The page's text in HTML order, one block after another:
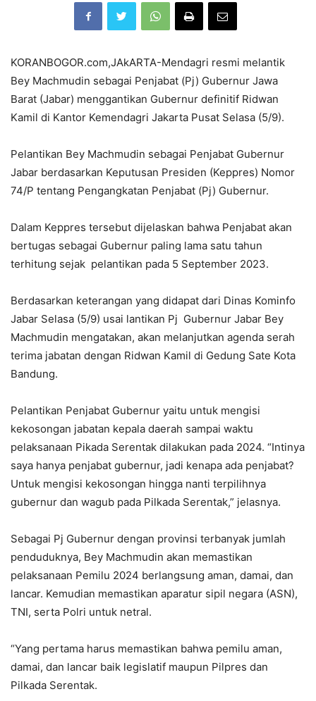
KORANBOGOR.com,JAkARTA-Mendagri resmi melantik
Bey Machmudin sebagai Penjabat (Pj) Gubernur Jawa
Barat (Jabar) menggantikan Gubernur definitif Ridwan
Kamil di Kantor Kemendagri Jakarta Pusat Selasa (5/9).
Pelantikan Bey Machmudin sebagai Penjabat Gubernur
Jabar berdasarkan Keputusan Presiden (Keppres) Nomor
74/P tentang Pengangkatan Penjabat (Pj) Gubernur.
Dalam Keppres tersebut dijelaskan bahwa Penjabat akan
bertugas sebagai Gubernur paling lama satu tahun
terhitung sejak pelantikan pada 5 September 2023.
Berdasarkan keterangan yang didapat dari Dinas Kominfo
Jabar Selasa (5/9) usai lantikan Pj Gubernur Jabar Bey
Machmudin mengatakan, akan melanjutkan agenda serah
terima jabatan dengan Ridwan Kamil di Gedung Sate Kota
Bandung.
Pelantikan Penjabat Gubernur yaitu untuk mengisi
kekosongan jabatan kepala daerah sampai waktu
pelaksanaan Pikada Serentak dilakukan pada 2024. “Intinya
saya hanya penjabat gubernur, jadi kenapa ada penjabat?
Untuk mengisi kekosongan hingga nanti terpilihnya
gubernur dan wagub pada Pilkada Serentak,” jelasnya.
Sebagai Pj Gubernur dengan provinsi terbanyak jumlah
penduduknya, Bey Machmudin akan memastikan
pelaksanaan Pemilu 2024 berlangsung aman, damai, dan
lancar. Kemudian memastikan aparatur sipil negara (ASN),
TNI, serta Polri untuk netral.
“Yang pertama harus memastikan bahwa pemilu aman,
damai, dan lancar baik legislatif maupun Pilpres dan
Pilkada Serentak.